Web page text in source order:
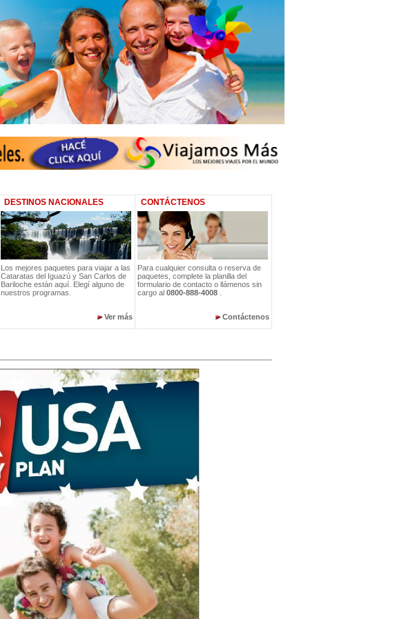
DESTINOS NACIONALES
Los mejores paquetes para viajar a las
Cataratas del Iguazú y San Carlos de
Bariloche están aquí. Elegí alguno de
nuestros programas.
Ver más
CONTÁCTENOS
Para cualquier consulta o reserva de
paquetes, complete la planilla del
formulario de contacto o llámenos sin
cargo al 0800-888-4008.
Contáctenos